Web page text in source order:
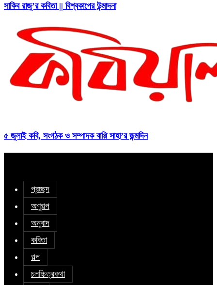
সাকিব রাজু’র কবিতা || বিশ্বকাপের উন্মাদনা
৫ জুলাই কবি, সংগঠক ও সম্পাদক বাপ্পি সাহা’র জন্মদিন
প্রচ্ছদ
অণুগল্প
অনুবাদ
কবিতা
গল্প
চলচ্চিত্রকথা